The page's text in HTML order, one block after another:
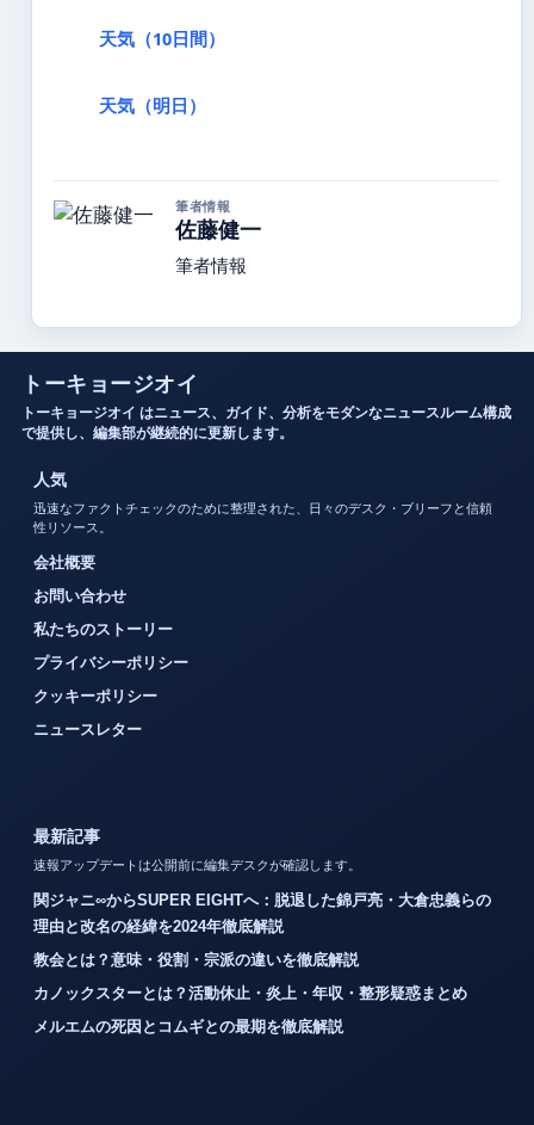
天気（10日間）
天気（明日）
筆者情報
佐藤健一
筆者情報
トーキョージオイ
トーキョージオイ はニュース、ガイド、分析をモダンなニュースルーム構成
で提供し、編集部が継続的に更新します。
人気
迅速なファクトチェックのために整理された、日々のデスク・ブリーフと信頼
性リソース。
会社概要
お問い合わせ
私たちのストーリー
プライバシーポリシー
クッキーポリシー
ニュースレター
最新記事
速報アップデートは公開前に編集デスクが確認します。
関ジャニ∞からSUPER EIGHTへ：脱退した錦戸亮・大倉忠義らの
理由と改名の経緯を2024年徹底解説
教会とは？意味・役割・宗派の違いを徹底解説
カノックスターとは？活動休止・炎上・年収・整形疑惑まとめ
メルエムの死因とコムギとの最期を徹底解説